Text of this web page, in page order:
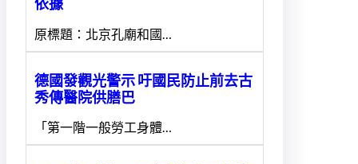
原標題：北京孔廟和國…
德國發觀光警示 吁國民防止前去古
秀傳醫院供膳巴
「第一階一般勞工身體…